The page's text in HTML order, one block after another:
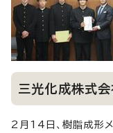
三光化成株式
2月14日、樹脂成形